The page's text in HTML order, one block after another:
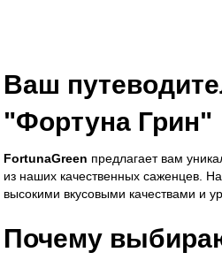
Ваш
"Фортуна Грин"
FortunaGreen предлагает вам
из наших качественных саженцев.
высокими вкусовыми качествами и
Почему